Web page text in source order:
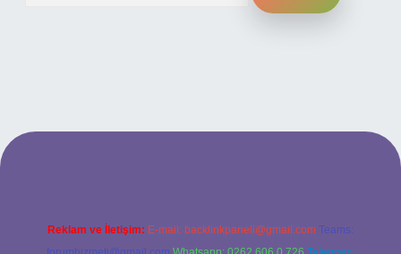
betexper güncel giriş
Reklam ve İletişim: E-mail: backlinkpaneli@gmail.com Teams: